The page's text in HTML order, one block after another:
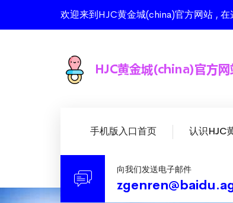
欢迎来到HJC黄金城(china)官方网站 ,
手机版入口首页 认识HJC
向我们发送电子邮件